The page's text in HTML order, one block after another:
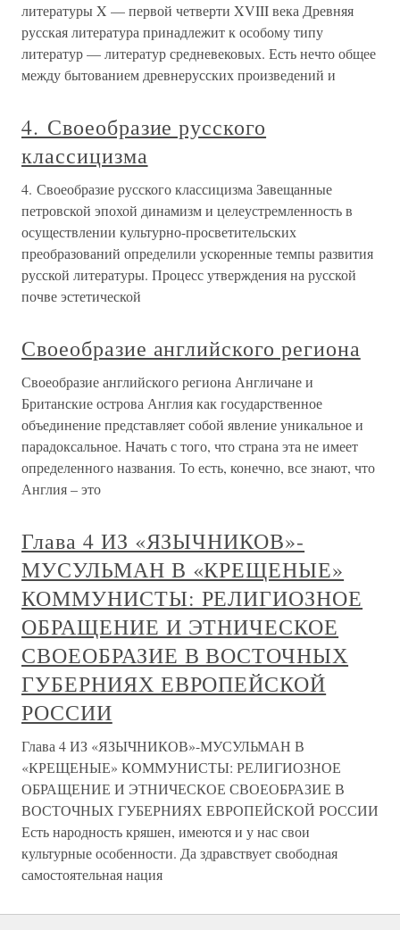
литературы X — первой четверти XVIII века Древняя
русская литература принадлежит к особому типу
литератур — литератур средневековых. Есть нечто общее
между бытованием древнерусских произведений и
4. Своеобразие русского
классицизма
4. Своеобразие русского классицизма Завещанные
петровской эпохой динамизм и целеустремленность в
осуществлении культурно-просветительских
преобразований определили ускоренные темпы развития
русской литературы. Процесс утверждения на русской
почве эстетической
Своеобразие английского региона
Своеобразие английского региона Англичане и
Британские острова Англия как государственное
объединение представляет собой явление уникальное и
парадоксальное. Начать с того, что страна эта не имеет
определенного названия. То есть, конечно, все знают, что
Англия – это
Глава 4 ИЗ «ЯЗЫЧНИКОВ»-
МУСУЛЬМАН В «КРЕЩЕНЫЕ»
КОММУНИСТЫ: РЕЛИГИОЗНОЕ
ОБРАЩЕНИЕ И ЭТНИЧЕСКОЕ
СВОЕОБРАЗИЕ В ВОСТОЧНЫХ
ГУБЕРНИЯХ ЕВРОПЕЙСКОЙ
РОССИИ
Глава 4 ИЗ «ЯЗЫЧНИКОВ»-МУСУЛЬМАН В
«КРЕЩЕНЫЕ» КОММУНИСТЫ: РЕЛИГИОЗНОЕ
ОБРАЩЕНИЕ И ЭТНИЧЕСКОЕ СВОЕОБРАЗИЕ В
ВОСТОЧНЫХ ГУБЕРНИЯХ ЕВРОПЕЙСКОЙ РОССИИ
Есть народность кряшен, имеются и у нас свои
культурные особенности. Да здравствует свободная
самостоятельная нация